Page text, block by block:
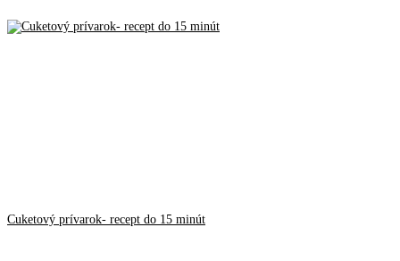
Cuketový prívarok- recept do 15 minút